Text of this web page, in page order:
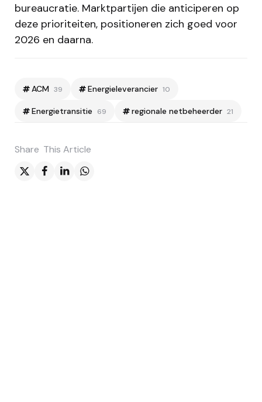
bureaucratie. Marktpartijen die anticiperen op
deze prioriteiten, positioneren zich goed voor
2026 en daarna.
ACM 39 Energieleverancier 10
Energietransitie 69 regionale netbeheerder 21
Share This Article